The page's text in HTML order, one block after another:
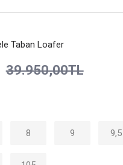
Taban Loafer
39.950,00TL
8 9 9,5